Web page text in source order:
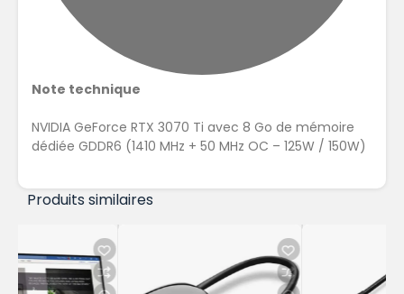
Note technique
NVIDIA GeForce RTX 3070 Ti avec 8 Go de mémoire
dédiée GDDR6 (1410 MHz + 50 MHz OC – 125W / 150W)
Produits similaires